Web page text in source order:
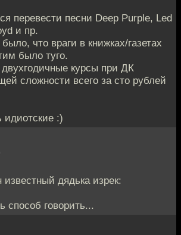
перевести песни Deep Purple, Led
и пр.
что враги в книжках/газетах
было туго.
курсы при ДК
сложности всего за сто рублей
идиотские :)
известный дядька изрек:
способ говорить...